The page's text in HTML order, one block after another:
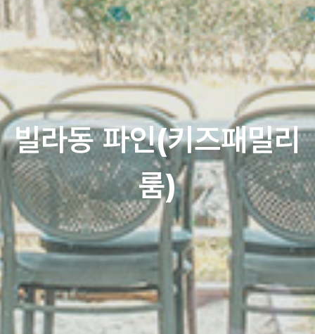
빌라동 파인(키즈패밀리
룸)